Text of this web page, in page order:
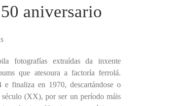
aniversario
fotografías extraídas da inxente
que atesoura a factoría ferrolá.
e finaliza en 1970, descartándose o
(XX), por ser un período máis